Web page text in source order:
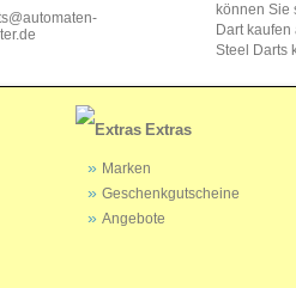
können Sie
Dart
Steel Darts
Extras
Marken
Geschenkgutscheine
Angebote